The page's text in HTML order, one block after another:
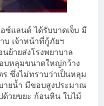
ซ์แลนด์ ได้รับบาดเจ็บ มี
บ เจ้าหน้าที่กู้ภัยฯ
ย้ายส่งโรงพยาบาล
บหลุมขนาดใหญ่กว้าง
ซึ่งไม่ทราบว่าเป็นหลุม
ายน้ำ มีขอบสูงประมาณ
ด้วยขยะ ก้อนหิน ใบไม้